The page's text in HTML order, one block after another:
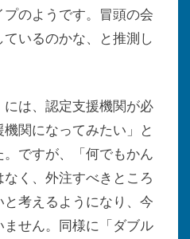
のようです。冒頭の会
いるのかな、と推測し
は、認定支援機関が必
関になってみたい」と
ですが、「何でもかん
く、外注すべきところ
考えるようになり、今
せん。同様に「ダブル